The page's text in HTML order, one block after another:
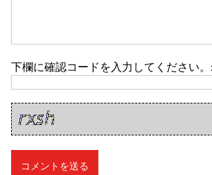
下欄に確認コードを入力してください。: